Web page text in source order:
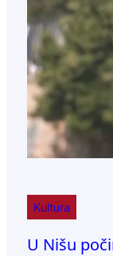
Kultura
U Nišu